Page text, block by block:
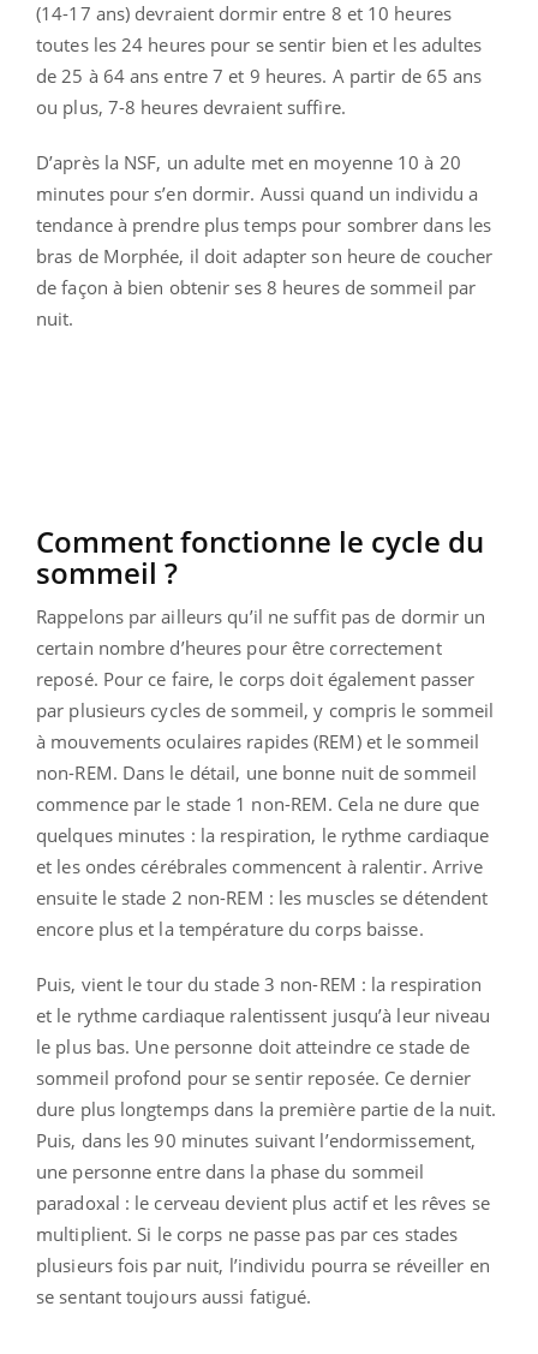
(14-17 ans) devraient dormir entre 8 et 10 heures
toutes les 24 heures pour se sentir bien et les adultes
de 25 à 64 ans entre 7 et 9 heures. A partir de 65 ans
ou plus, 7-8 heures devraient suffire.
D’après la NSF, un adulte met en moyenne 10 à 20
minutes pour s’en dormir. Aussi quand un individu a
tendance à prendre plus temps pour sombrer dans les
bras de Morphée, il doit adapter son heure de coucher
de façon à bien obtenir ses 8 heures de sommeil par
nuit.
Comment fonctionne le cycle du
sommeil ?
Rappelons par ailleurs qu’il ne suffit pas de dormir un
certain nombre d’heures pour être correctement
reposé. Pour ce faire, le corps doit également passer
par plusieurs cycles de sommeil, y compris le sommeil
à mouvements oculaires rapides (REM) et le sommeil
non-REM. Dans le détail, une bonne nuit de sommeil
commence par le stade 1 non-REM. Cela ne dure que
quelques minutes : la respiration, le rythme cardiaque
et les ondes cérébrales commencent à ralentir. Arrive
ensuite le stade 2 non-REM : les muscles se détendent
encore plus et la température du corps baisse.
Puis, vient le tour du stade 3 non-REM : la respiration
et le rythme cardiaque ralentissent jusqu’à leur niveau
le plus bas. Une personne doit atteindre ce stade de
sommeil profond pour se sentir reposée. Ce dernier
dure plus longtemps dans la première partie de la nuit.
Puis, dans les 90 minutes suivant l’endormissement,
une personne entre dans la phase du sommeil
paradoxal : le cerveau devient plus actif et les rêves se
multiplient. Si le corps ne passe pas par ces stades
plusieurs fois par nuit, l’individu pourra se réveiller en
se sentant toujours aussi fatigué.